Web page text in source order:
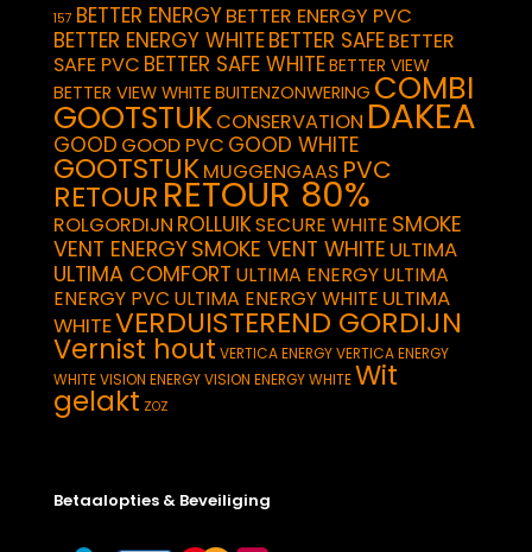
157 BETTER ENERGYBETTER ENERGY PVC
BETTER ENERGY WHITEBETTER SAFEBETTER
SAFE PVC BETTER SAFE WHITEBETTER VIEW
BETTER VIEW WHITEBUITENZONWERING COMBI
GOOTSTUKCONSERVATION DAKEA
GOOD GOOD PVC GOOD WHITE
GOOTSTUKMUGGENGAAS PVC
RETOUR RETOUR 80%
ROLGORDIJN ROLLUIKSECURE WHITE SMOKE
VENT ENERGYSMOKE VENT WHITE ULTIMA
ULTIMA COMFORT ULTIMA ENERGYULTIMA
ENERGY PVC ULTIMA ENERGY WHITE ULTIMA
WHITEVERDUISTEREND GORDIJN
Vernist hout VERTICA ENERGYVERTICA ENERGY
WHITEVISION ENERGYVISION ENERGY WHITEWit
gelakt ZOZ
Betaalopties & Beveiliging